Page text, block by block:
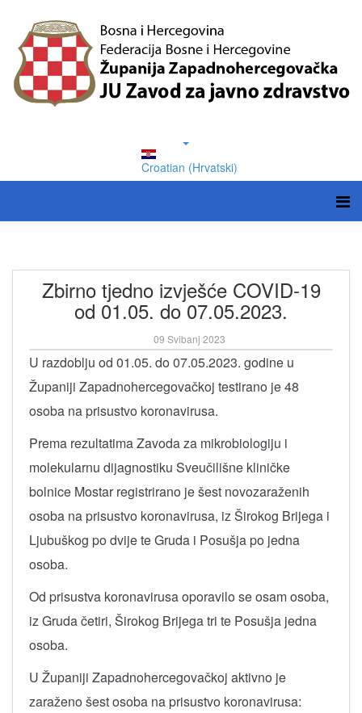
Croatian (Hrvatski)
Zbirno tjedno izvješće COVID-19
od 01.05. do 07.05.2023.
09 Svibanj 2023
U razdoblju od 01.05. do 07.05.2023. godine u
Županiji Zapadnohercegovačkoj testirano je 48
osoba na prisustvo koronavirusa.
Prema rezultatima Zavoda za mikrobiologiju i
molekularnu dijagnostiku Sveučilišne kliničke
bolnice Mostar registrirano je šest novozaraženih
osoba na prisustvo koronavirusa, iz Širokog Brijega i
Ljubuškog po dvije te Gruda i Posušja po jedna
osoba.
Od prisustva koronavirusa oporavilo se osam osoba,
iz Gruda četiri, Širokog Brijega tri te Posušja jedna
osoba.
U Županiji Zapadnohercegovačkoj aktivno je
zaraženo šest osoba na prisustvo koronavirusa: